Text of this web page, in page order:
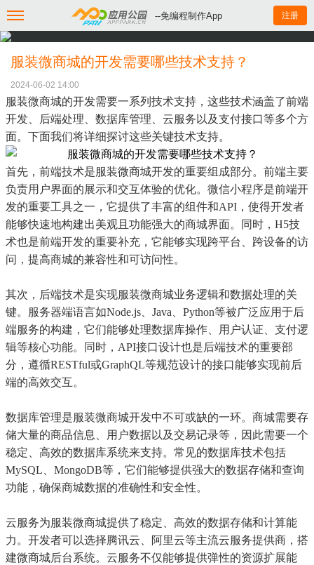
--免编程制作App 注册
服装微商城的开发需要哪些技术支持？
2024-06-02 14:00
服装微商城的开发需要一系列技术支持，这些技术涵盖了前端
开发、后端处理、数据库管理、云服务以及支付接口等多个方
面。下面我们将详细探讨这些关键技术支持。
首先，前端技术是服装微商城开发的重要组成部分。前端主要
负责用户界面的展示和交互体验的优化。微信小程序是前端开
发的重要工具之一，它提供了丰富的组件和API，使得开发者
能够快速地构建出美观且功能强大的商城界面。同时，H5技
术也是前端开发的重要补充，它能够实现跨平台、跨设备的访
问，提高商城的兼容性和可访问性。
其次，后端技术是实现服装微商城业务逻辑和数据处理的关
键。服务器端语言如Node.js、Java、Python等被广泛应用于后
端服务的构建，它们能够处理数据库操作、用户认证、支付逻
辑等核心功能。同时，API接口设计也是后端技术的重要部
分，遵循RESTful或GraphQL等规范设计的接口能够实现前后
端的高效交互。
数据库管理是服装微商城开发中不可或缺的一环。商城需要存
储大量的商品信息、用户数据以及交易记录等，因此需要一个
稳定、高效的数据库系统来支持。常见的数据库技术包括
MySQL、MongoDB等，它们能够提供强大的数据存储和查询
功能，确保商城数据的准确性和安全性。
云服务为服装微商城提供了稳定、高效的数据存储和计算能
力。开发者可以选择腾讯云、阿里云等主流云服务提供商，搭
建微商城后台系统。云服务不仅能够提供弹性的资源扩展能